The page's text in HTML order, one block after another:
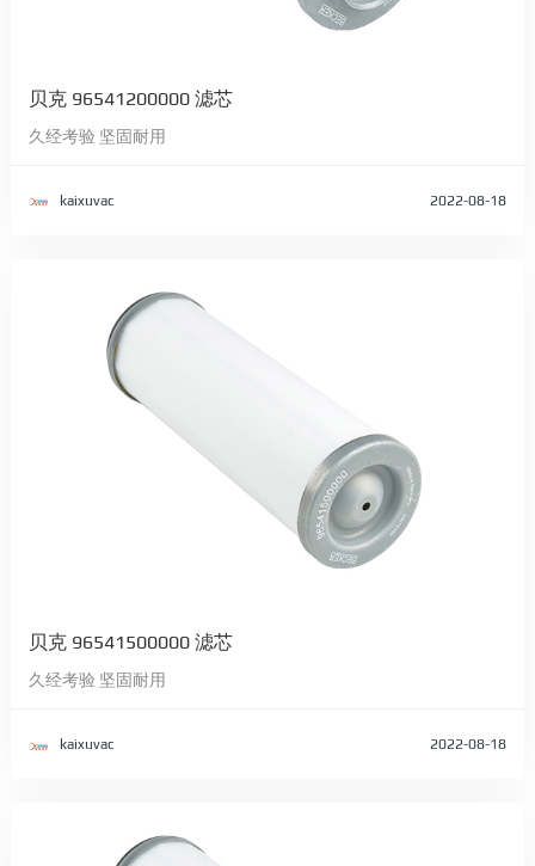
贝克 96541200000 滤芯
久经考验 坚固耐用
kaixuvac 2022-08-18
贝克 96541500000 滤芯
久经考验 坚固耐用
kaixuvac 2022-08-18